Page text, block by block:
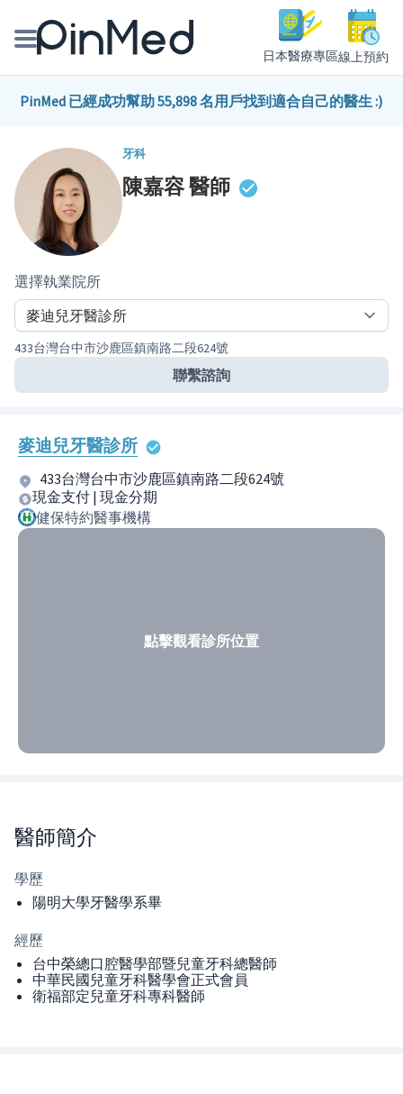
日本醫療專區線上預約
線上預約醫師、院所
醫師專欄專訪
健康主題館
PinMed 已經成功幫助 55,898 名用戶找到適合自己的醫生 :)
牙科
陳嘉容醫師
選擇執業院所
433台灣台中市沙鹿區鎮南路二段624號
聯繫諮詢
麥迪兒牙醫診所
433台灣台中市沙鹿區鎮南路二段624號
現金支付 | 現金分期
健保特約醫事機構
點擊觀看診所位置
醫師簡介
學歷
陽明大學牙醫學系畢
經歷
台中榮總口腔醫學部暨兒童牙科總醫師
中華民國兒童牙科醫學會正式會員
衛福部定兒童牙科專科醫師